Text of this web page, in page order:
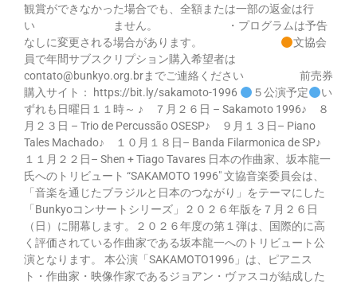
観賞ができなかった場合でも、全額または一部の返金は行
い ません。 ・プログラムは予告
なしに変更される場合があります。
文協会
員で年間サブスクリプション購入希望者は
contato@bunkyo.org.brまでご連絡ください 前売券
購入サイト： https://bit.ly/sakamoto-1996
５公演予定
い
ずれも日曜日１１時～ ♪ ７月２６日 – Sakamoto 1996♪ ８
月２３日 – Trio de Percussão OSESP♪ ９月１３日– Piano
Tales Machado♪ １０月１８日– Banda Filarmonica de SP♪
１１月２２日– Shen + Tiago Tavares 日本の作曲家、坂本龍一
氏へのトリビュート “SAKAMOTO 1996″ 文協音楽委員会は、
「音楽を通じたブラジルと日本のつながり」をテーマにした
「Bunkyoコンサートシリーズ」２０２６年版を７月２６日
（日）に開幕します。２０２６年度の第１弾は、国際的に高
く評価されている作曲家である坂本龍一へのトリビュート公
演となります。 本公演「SAKAMOTO1996」は、ピアニス
ト・作曲家・映像作家であるジョアン・ヴァスコが結成した